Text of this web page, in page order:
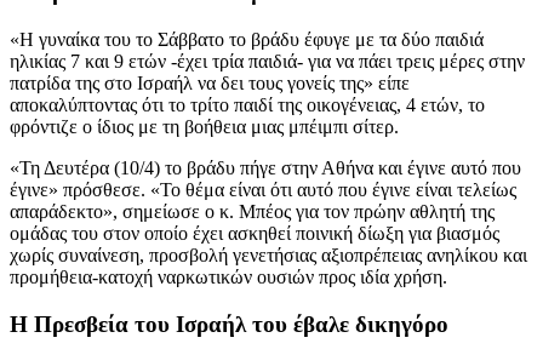
«Η γυναίκα του το Σάββατο το βράδυ έφυγε με τα δύο παιδιά
ηλικίας 7 και 9 ετών -έχει τρία παιδιά- για να πάει τρεις μέρες στην
πατρίδα της στο Ισραήλ να δει τους γονείς της» είπε
αποκαλύπτοντας ότι το τρίτο παιδί της οικογένειας, 4 ετών, το
φρόντιζε ο ίδιος με τη βοήθεια μιας μπέιμπι σίτερ.
«Τη Δευτέρα (10/4) το βράδυ πήγε στην Αθήνα και έγινε αυτό που
έγινε» πρόσθεσε. «Το θέμα είναι ότι αυτό που έγινε είναι τελείως
απαράδεκτο», σημείωσε ο κ. Μπέος για τον πρώην αθλητή της
ομάδας του στον οποίο έχει ασκηθεί ποινική δίωξη για βιασμός
χωρίς συναίνεση, προσβολή γενετήσιας αξιοπρέπειας ανηλίκου και
προμήθεια-κατοχή ναρκωτικών ουσιών προς ιδία χρήση.
Η Πρεσβεία του Ισραήλ του έβαλε δικηγόρο